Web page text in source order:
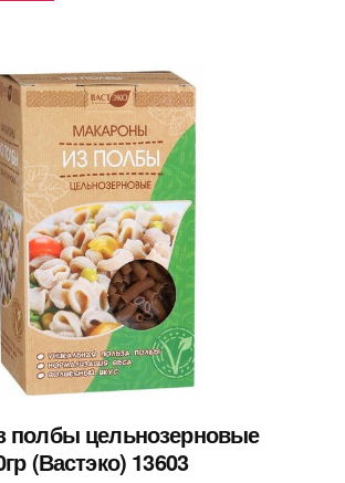
полбы цельнозерновые
(Вастэко) 13603